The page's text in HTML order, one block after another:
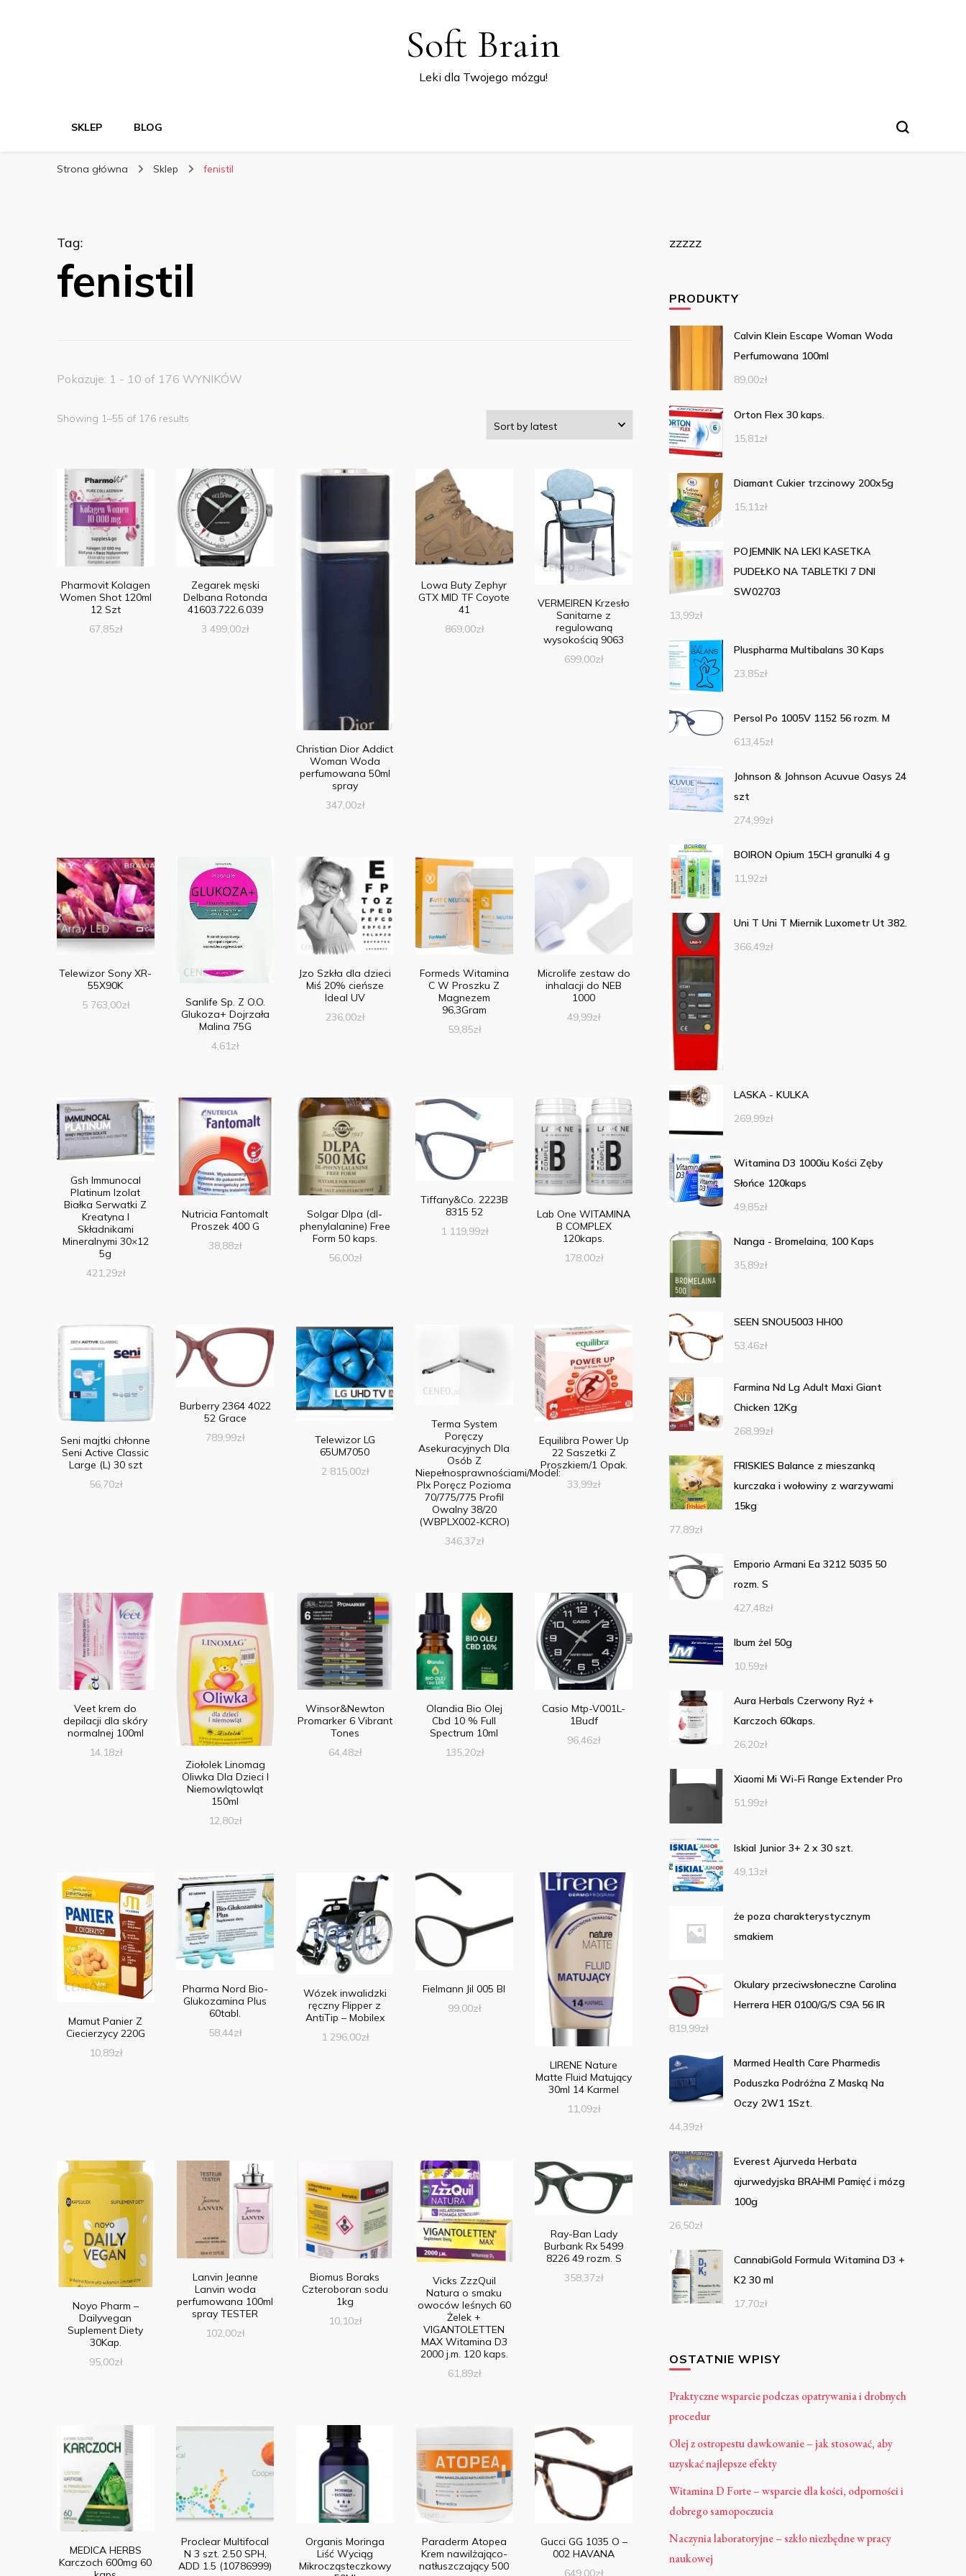
Soft Brain
Leki dla Twojego mózgu!
SKLEP BLOG
Strona główna Sklep fenistil
Tag:
fenistil
Pokazuje: 1 - 10 of 176 WYNIKÓW
Showing 1–55 of 176 results
Pharmovit Kolagen
Women Shot 120ml
12 Szt
67,85zł
Zegarek męski
Delbana Rotonda
41603.722.6.039
3 499,00zł
Christian Dior Addict
Woman Woda
perfumowana 50ml
spray
347,00zł
Lowa Buty Zephyr
GTX MID TF Coyote
41
869,00zł
VERMEIREN Krzesło
Sanitarne z
regulowaną
wysokością 9063
699,00zł
Telewizor Sony XR-
55X90K
5 763,00zł
Sanlife Sp. Z O.O.
Glukoza+ Dojrzała
Malina 75G
4,61zł
Jzo Szkła dla dzieci
Miś 20% cieńsze
Ideal UV
236,00zł
Formeds Witamina
C W Proszku Z
Magnezem
96,3Gram
59,85zł
Microlife zestaw do
inhalacji do NEB
1000
49,99zł
Gsh Immunocal
Platinum Izolat
Białka Serwatki Z
Kreatyna I
Składnikami
Mineralnymi 30×12
5g
421,29zł
Nutricia Fantomalt
Proszek 400 G
38,88zł
Solgar Dlpa (dl-
phenylalanine) Free
Form 50 kaps.
56,00zł
Tiffany&Co. 2223B
8315 52
1 119,99zł
Lab One WITAMINA
B COMPLEX
120kaps.
178,00zł
Seni majtki chłonne
Seni Active Classic
Large (L) 30 szt
56,70zł
Burberry 2364 4022
52 Grace
789,99zł
Telewizor LG
65UM7050
2 815,00zł
Terma System
Poręczy
Asekuracyjnych Dla
Osób Z
Niepełnosprawnościami/Model:
Plx Poręcz Pozioma
70/775/775 Profil
Owalny 38/20
(WBPLX002-KCRO)
346,37zł
Equilibra Power Up
22 Saszetki Z
Proszkiem/1 Opak.
33,99zł
Veet krem do
depilacji dla skóry
normalnej 100ml
14,18zł
Ziołolek Linomag
Oliwka Dla Dzieci I
Niemowlątowląt
150ml
12,80zł
Winsor&Newton
Promarker 6 Vibrant
Tones
64,48zł
Olandia Bio Olej
Cbd 10 % Full
Spectrum 10ml
135,20zł
Casio Mtp-V001L-
1Budf
96,46zł
Mamut Panier Z
Ciecierzycy 220G
10,89zł
Pharma Nord Bio-
Glukozamina Plus
60tabl.
58,44zł
Wózek inwalidzki
ręczny Flipper z
AntiTip – Mobilex
1 296,00zł
Fielmann Jil 005 Bl
99,00zł
LIRENE Nature
Matte Fluid Matujący
30ml 14 Karmel
11,09zł
Noyo Pharm –
Dailyvegan
Suplement Diety
30Kap.
95,00zł
Lanvin Jeanne
Lanvin woda
perfumowana 100ml
spray TESTER
102,00zł
Biomus Boraks
Czteroboran sodu
1kg
10,10zł
Vicks ZzzQuil
Natura o smaku
owoców leśnych 60
Żelek +
VIGANTOLETTEN
MAX Witamina D3
2000 j.m. 120 kaps.
61,89zł
Ray-Ban Lady
Burbank Rx 5499
8226 49 rozm. S
358,37zł
MEDICA HERBS
Karczoch 600mg 60
Proclear Multifocal
N 3 szt. 2.50 SPH,
ADD 1.5 (10786999)
Organis Moringa
Liść Wyciąg
Mikrocząsteczkowy
Paraderm Atopea
Krem nawilżająco-
natłuszczający 500
Gucci GG 1035 O –
002 HAVANA
649,00zł
zzzzz
PRODUKTY
Calvin Klein Escape Woman Woda
Perfumowana 100ml
89,00zł
Orton Flex 30 kaps.
15,81zł
Diamant Cukier trzcinowy 200x5g
15,11zł
POJEMNIK NA LEKI KASETKA
PUDEŁKO NA TABLETKI 7 DNI
SW02703
13,99zł
Pluspharma Multibalans 30 Kaps
23,85zł
Persol Po 1005V 1152 56 rozm. M
613,45zł
Johnson & Johnson Acuvue Oasys 24
szt
274,99zł
BOIRON Opium 15CH granulki 4 g
11,92zł
Uni T Uni T Miernik Luxometr Ut 382.
366,49zł
LASKA - KULKA
269,99zł
Witamina D3 1000iu Kości Zęby
Słońce 120kaps
49,85zł
Nanga - Bromelaina, 100 Kaps
35,89zł
SEEN SNOU5003 HH00
53,46zł
Farmina Nd Lg Adult Maxi Giant
Chicken 12Kg
268,99zł
FRISKIES Balance z mieszanką
kurczaka i wołowiny z warzywami
15kg
77,89zł
Emporio Armani Ea 3212 5035 50
rozm. S
427,48zł
Ibum żel 50g
10,59zł
Aura Herbals Czerwony Ryż +
Karczoch 60kaps.
26,20zł
Xiaomi Mi Wi-Fi Range Extender Pro
51,99zł
Iskial Junior 3+ 2 x 30 szt.
49,13zł
że poza charakterystycznym
smakiem
Okulary przeciwsłoneczne Carolina
Herrera HER 0100/G/S C9A 56 IR
819,99zł
Marmed Health Care Pharmedis
Poduszka Podróżna Z Maską Na
Oczy 2W1 1Szt.
44,39zł
Everest Ajurveda Herbata
ajurwedyjska BRAHMI Pamięć i mózg
100g
26,50zł
CannabiGold Formula Witamina D3 +
K2 30 ml
17,70zł
OSTATNIE WPISY
Praktyczne wsparcie podczas opatrywania i drobnych
procedur
Olej z ostropestu dawkowanie – jak stosować, aby
uzyskać najlepsze efekty
Witamina D Forte – wsparcie dla kości, odporności i
dobrego samopoczucia
Naczynia laboratoryjne – szkło niezbędne w pracy
naukowej